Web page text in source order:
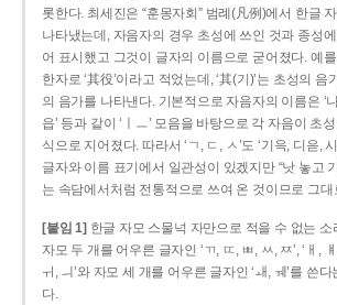
롯한다. 최세진은 “훈몽자회” 범례(凡例)에서 한글
나타냈는데, 자음자의 경우 초성에 쓰인 것과 종성
어 표시했고 그것이 글자의 이름으로 굳어졌다. 예를
한자로 ‘其役’이라고 적었는데, ‘其(기)’는 초성의 음
의 음가를 나타낸다. 기본적으로 자음자의 이름은 ‘
읍’ 등과 같이 ‘ㅣㅡ’ 모음을 바탕으로 각 자음이 초
식으로 지어졌다. 따라서 ‘ㄱ, ㄷ, ㅅ’도 ‘기윽, 디읃,
글자와 이름 표기에서 일관성이 있겠지만 “낫 놓고
는 속담에서처럼 전통적으로 쓰여 온 것이므로 그
[붙임 1] 한글 자모 스물넉 자만으로 적을 수 없는
자모 두 개를 어우른 글자인 ‘ㄲ, ㄸ, ㅃ, ㅆ, ㅉ’, ‘ㅐ,
ㅟ, ㅢ’와 자모 세 개를 어우른 글자인 ‘ㅙ, ㅞ’를 쓴다
다.